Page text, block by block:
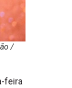
/
feira